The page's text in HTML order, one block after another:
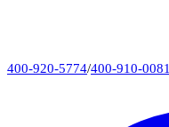
400-920-5774/400-910-0081